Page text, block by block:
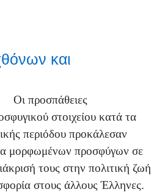
και
Οι προσπάθειες
στοιχείου κατά τα
περιόδου προκάλεσαν
μορφωμένων προσφύγων σε
τους στην πολιτική ζωή
στους άλλους Έλληνες.